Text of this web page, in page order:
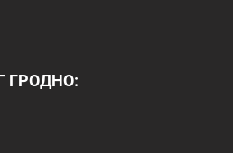
ГРОДНО: